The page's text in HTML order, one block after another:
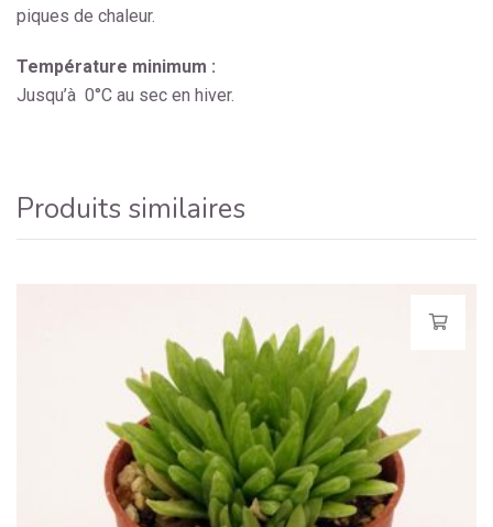
piques de chaleur.
Température minimum :
Jusqu’à 0°C au sec en hiver.
Produits similaires